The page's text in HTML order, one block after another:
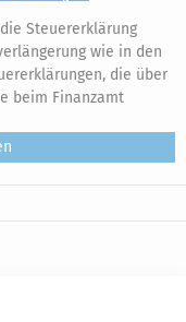
Steuererklärung
wie in den
die über
beim Finanzamt